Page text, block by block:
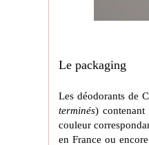
Le packaging
Les déodorants de
terminés)
couleur
en France ou